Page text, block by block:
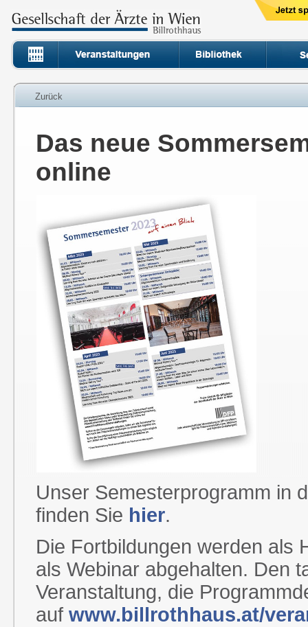
Zurück
Das neue
online
Unser Semesterprogramm in
finden Sie hier.
Die Fortbildungen werden als
als Webinar abgehalten. Den
Veranstaltung, die
aufwww.billrothhaus.at/